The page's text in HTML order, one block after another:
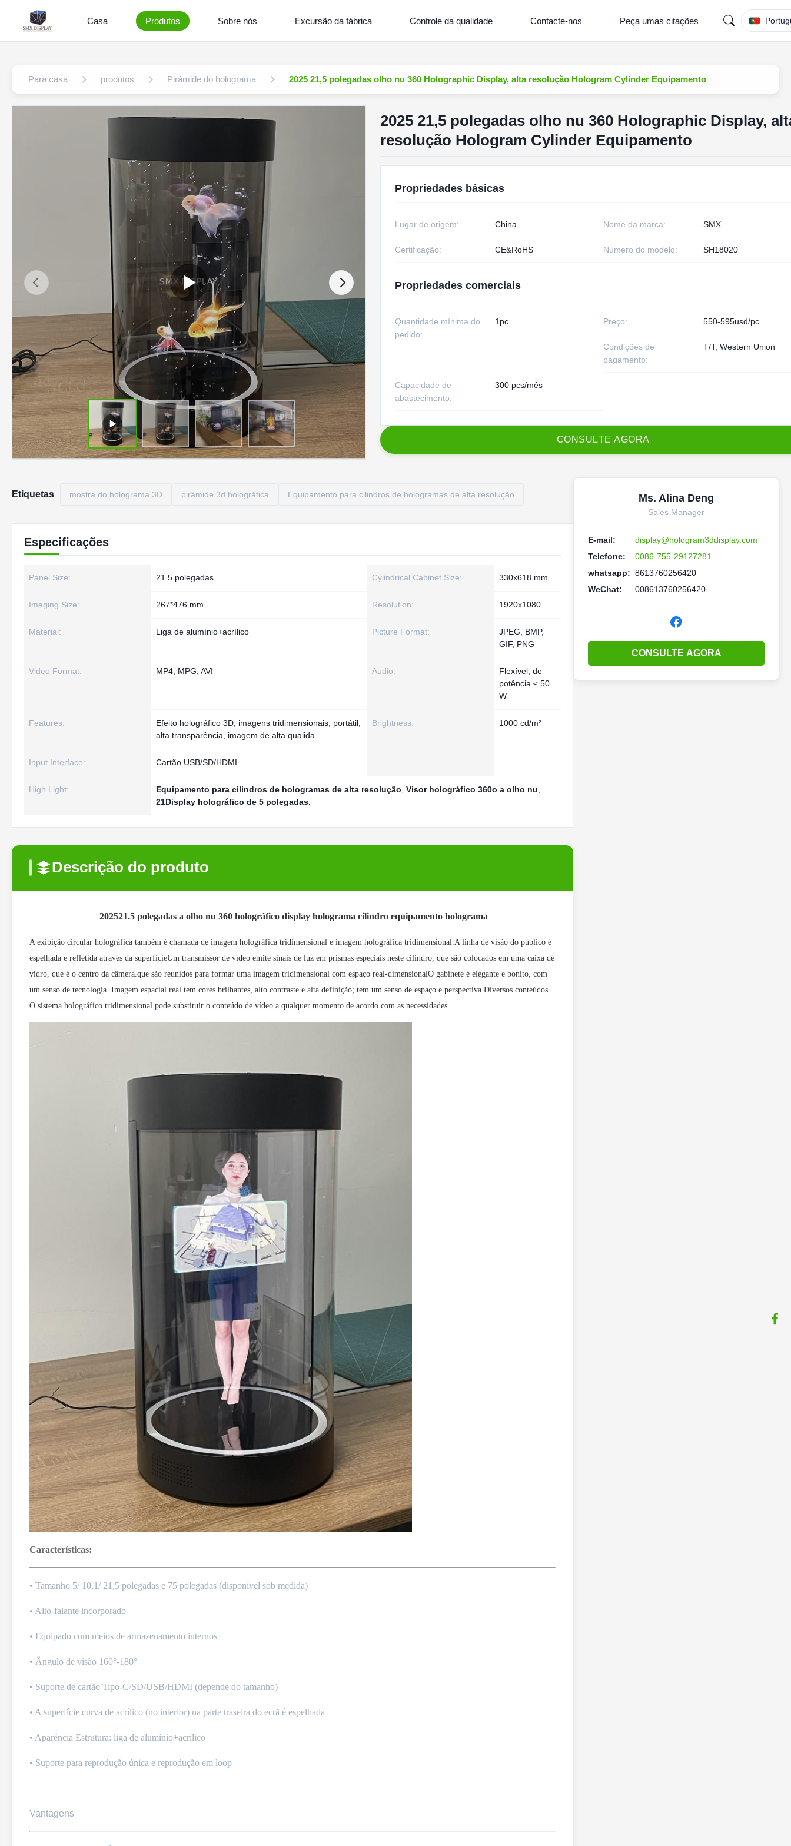
Casa Produtos Sobre nós Excursão da fábrica Controle da qualidade Contacte-nos Peça umas citações
Para casa produtos Pirâmide do holograma 2025 21,5 polegadas olho nu 360 Holographic Display, alta resolução Hologram Cylinder Equipamento
2025 21,5 polegadas olho nu 360 Holographic Display,
resolução Hologram Cylinder Equipamento
Propriedades básicas
Lugar de origem: China Nome da marca: SMX
Certificação: CE&RoHS Número do modelo: SH18020
Propriedades comerciais
Quantidade mínima do
pedido:
1pc Preço: 550-595usd/pc
Condições de
pagamento:
T/T, Western Union
Capacidade de
abastecimento:
300 pcs/mês
CON SU LTE AGORA
Etiquetas mostra do holograma 3D pirâmide 3d holográfica Equipamento para cilindros de hologramas de alta resolução
Especificações
Panel Size: 21.5 polegadas Cylindrical Cabinet Size: 330x618 mm
Imaging Size: 267*476 mm Resolution: 1920x1080
Material: Liga de alumínio+acrílico Picture Format:
JPEG, BMP,
GIF, PNG
Video Format: MP4, MPG, AVI Audio:
Flexível, de
potência ≤ 50
W
Features:
Efeito holográfico 3D, imagens tridimensionais, portátil,
alta transparência, imagem de alta qualida
Brightness: 1000 cd/m²
Input Interface: Cartão USB/SD/HDMI
High Light: Equipamento para cilindros de hologramas de alta resolução Visor holográfico 360o a olho nu
21Display holográfico de 5 polegadas.
Descrição do produto
202521.5 polegadas a olho nu 360 holográfico display holograma cilindro equipamento holograma
A exibição circular holográfica também é chamada de imagem holográfica tridimensional e imagem holográfica tridimensional.A linha de visão do público é
espelhada e refletida através da superfícieUm transmissor de vídeo emite sinais de luz em prismas especiais neste cilindro, que são colocados em uma caixa de
vidro, que é o centro da câmera.que são reunidos para formar uma imagem tridimensional com espaço real-dimensionalO gabinete é elegante e bonito, com
um senso de tecnologia. Imagem espacial real tem cores brilhantes, alto contraste e alta definição; tem um senso de espaço e perspectiva.Diversos conteúdos
O sistema holográfico tridimensional pode substituir o conteúdo de vídeo a qualquer momento de acordo com as necessidades.
Características:
• Tamanho 5/ 10,1/ 21,5 polegadas e 75 polegadas (disponível sob medida)
• Alto-falante incorporado
• Equipado com meios de armazenamento internos
• Ângulo de visão 160°-180°
• Suporte de cartão Tipo-C/SD/USB/HDMI (depende do tamanho)
• A superfície curva de acrílico (no interior) na parte traseira do ecrã é espelhada
• Aparência Estrutura: liga de alumínio+acrílico
• Suporte para reprodução única e reprodução em loop
Vantagens
Ms. Alina Deng
Sales Manager
E-mail:
display@hologram3ddisplay.com
Telefone:
0086-755-29127281
whatsapp: 8613760256420
WeChat:
008613760256420
CONSULTE AGORA